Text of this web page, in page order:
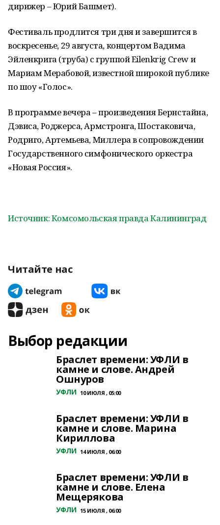
дирижер – Юрий Башмет).
Фестиваль продлится три дня и завершится в
воскресенье, 29 августа, концертом Вадима
Эйленкрига (труба) с группой Eilenkrig Crew и
Мариам Мерабовой, известной широкой публике
по шоу «Голос».
В программе вечера – произведения Бернстайна,
Дэвиса, Роджерса, Армстронга, Шостаковича,
Родриго, Артемьева, Миллера в сопровождении
Государственного симфонического оркестра
«Новая Россия».
Источник: Комсомольская правда Калининград
Читайте нас
Выбор редакции
Браслет времени: УФЛИ в
камне и слове. Андрей
Ошнуров
УФЛИ 10 ИЮЛЯ , 05:00
Браслет времени: УФЛИ в
камне и слове. Марина
Кириллова
УФЛИ 14 ИЮЛЯ , 06:00
Браслет времени: УФЛИ в
камне и слове. Елена
Мещерякова
УФЛИ 15 ИЮЛЯ , 06:00